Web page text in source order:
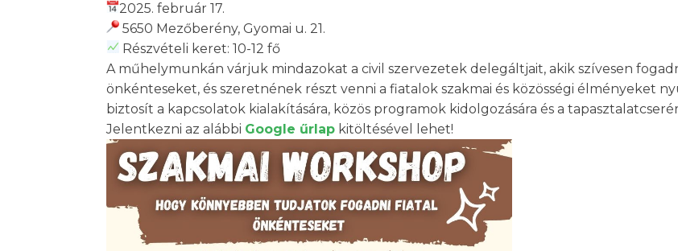
2025. február 17.
5650 Mezőberény, Gyomai u. 21.
Részvételi keret: 10-12 fő
A műhelymunkán várjuk mindazokat a civil szervezetek delegáltjait, akik szívesen
önkénteseket, és szeretnének részt venni a fiatalok szakmai és közösségi élményeket
biztosít a kapcsolatok kialakítására, közös programok kidolgozására és a
Jelentkezni az alábbi Google űrlap kitöltésével lehet!